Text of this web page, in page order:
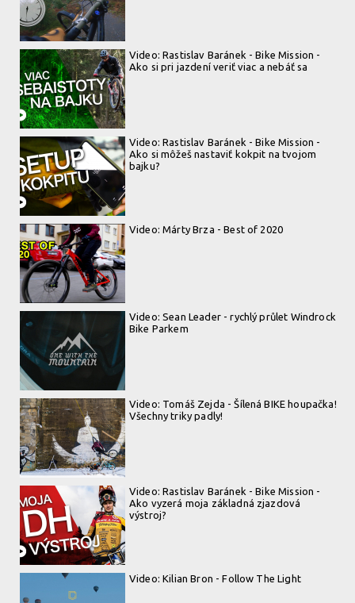
Video: Rastislav Baránek - Bike Mission -
Ako si pri jazdení veriť viac a nebáť sa
Video: Rastislav Baránek - Bike Mission -
Ako si môžeš nastaviť kokpit na tvojom
bajku?
Video: Márty Brza - Best of 2020
Video: Sean Leader - rychlý průlet Windrock
Bike Parkem
Video: Tomáš Zejda - Šílená BIKE houpačka!
Všechny triky padly!
Video: Rastislav Baránek - Bike Mission -
Ako vyzerá moja základná zjazdová
výstroj?
Video: Kilian Bron - Follow The Light